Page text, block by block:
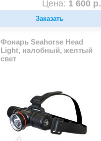
Цена: 1 600 р.
Заказать
Фонарь Seahorse Head
Light, налобный, желтый
свет